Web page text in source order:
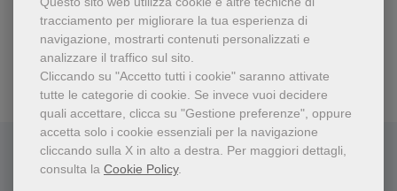
tracciamento per migliorare la tua esperienza di
navigazione, mostrarti contenuti personalizzati e
analizzare il traffico sul sito.
Cliccando su "Accetto tutti i cookie" saranno attivate
tutte le categorie di cookie. Se invece vuoi decidere
quali accettare, clicca su "Gestione preferenze", oppure
accetta solo i cookie essenziali per la navigazione
cliccando sulla X in alto a destra. Per maggiori dettagli,
consulta la Cookie Policy.
loro contributo sul tema del
rapporto tra denaro e culto,
ripreso da papa Francesco in
una recente omelia (21
novembre 2014).
Renato De Zan
8,00 € 7,60 €
Dello stesso autore